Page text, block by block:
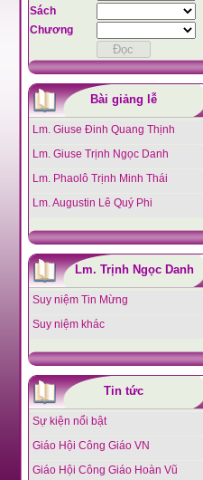
Sách
Chương
Bài giảng lễ
Lm. Giuse Đinh Quang Thịnh
Lm. Giuse Trịnh Ngọc Danh
Lm. Phaolô Trịnh Minh Thái
Lm. Augustin Lê Quý Phi
Lm. Trịnh Ngọc Danh
Suy niệm Tin Mừng
Suy niệm khác
Tin tức
Sự kiện nổi bật
Giáo Hội Công Giáo VN
Giáo Hội Công Giáo Hoàn Vũ